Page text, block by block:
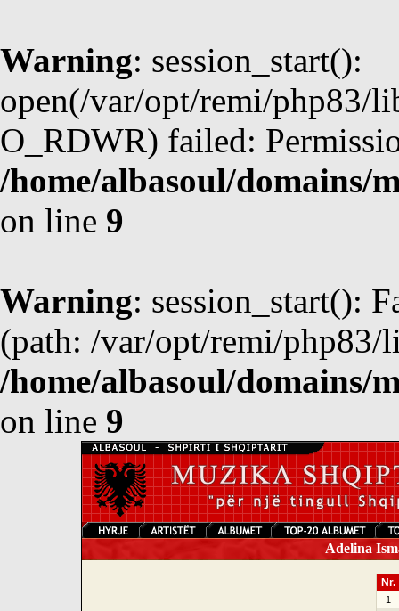
Warning: session_start():
open(/var/opt/remi/php83/
O_RDWR) failed:
/home/albasoul/domains/
on line 9
Warning: session_start():
(path: /var/opt/remi/php83/
/home/albasoul/domains/
on line 9
Adelina
Nr.
1